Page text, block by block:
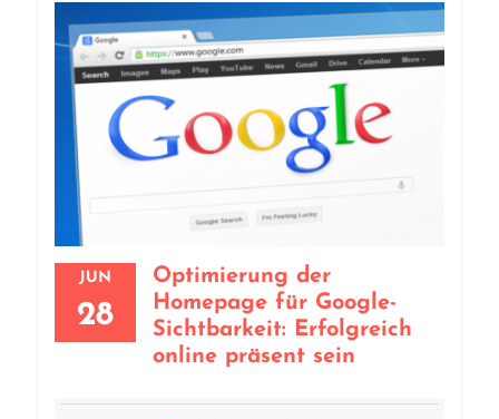
JUN
28
Optimierung der
Homepage für Google-
Sichtbarkeit: Erfolgreich
online präsent sein